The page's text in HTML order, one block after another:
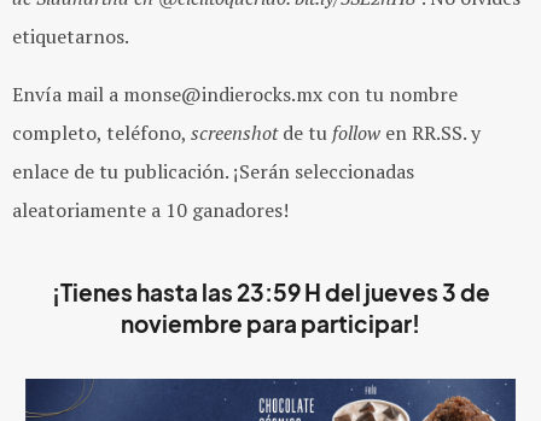
etiquetarnos.
Envía mail a monse@indierocks.mx con tu nombre
completo, teléfono, screenshotde tu follow en RR.SS. y
enlace de tu publicación. ¡Serán seleccionadas
aleatoriamente a 10 ganadores!
¡Tienes hasta las 23:59 H del jueves 3 de
noviembre para participar!